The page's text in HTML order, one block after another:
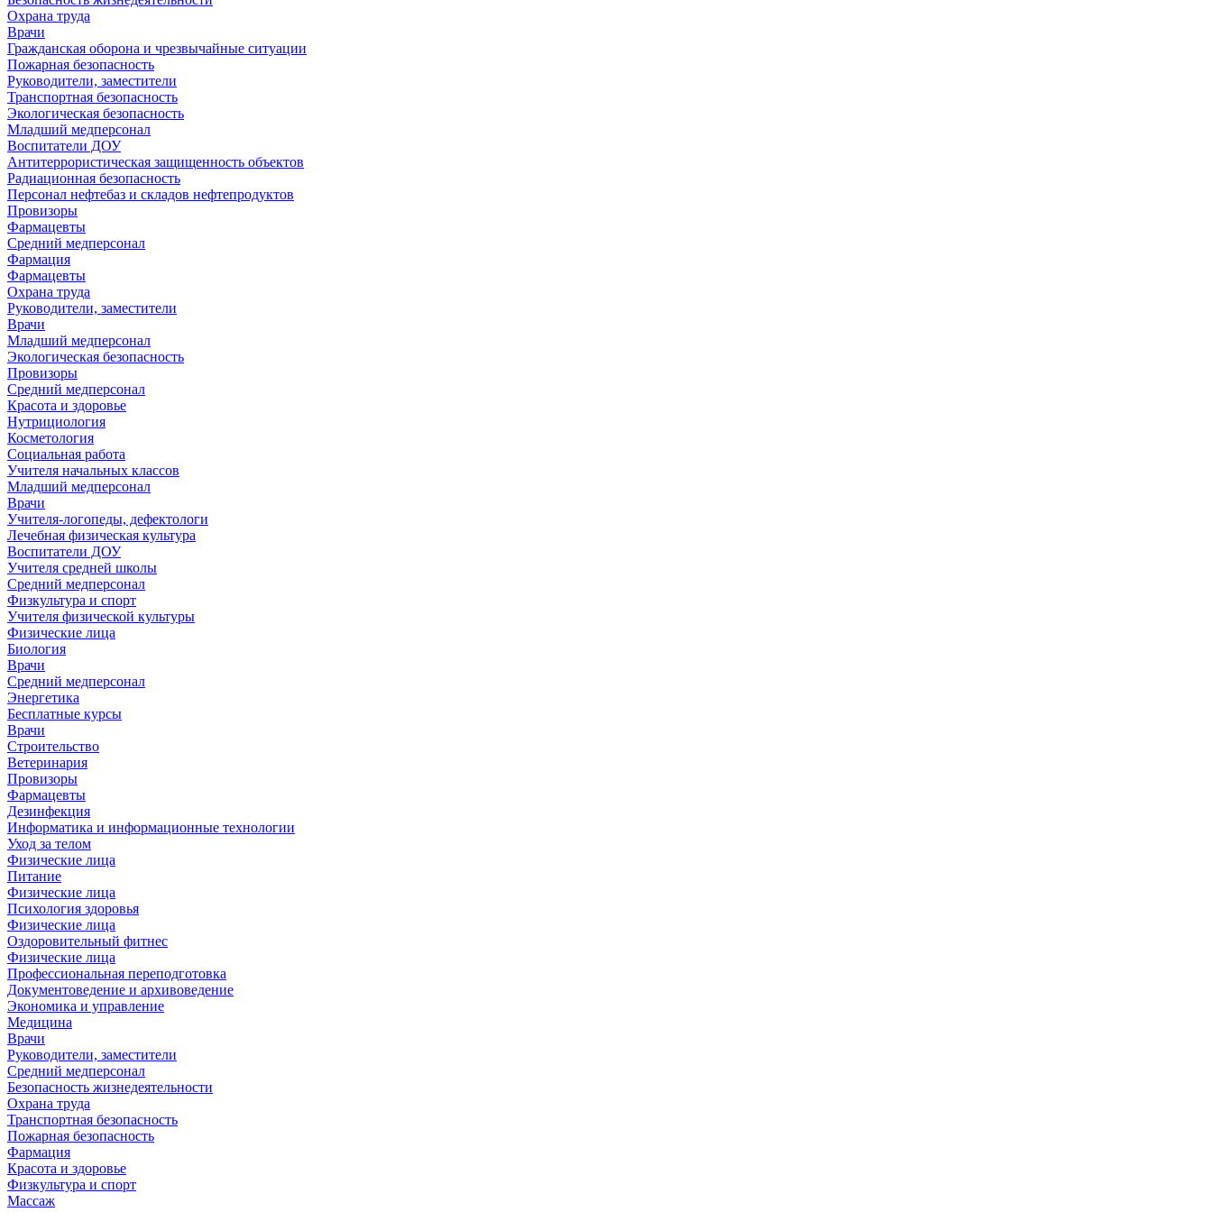
Охрана труда
Врачи
Гражданская оборона и чрезвычайные ситуации
Пожарная безопасность
Руководители, заместители
Транспортная безопасность
Экологическая безопасность
Младший медперсонал
Воспитатели ДОУ
Антитеррористическая защищенность объектов
Радиационная безопасность
Персонал нефтебаз и складов нефтепродуктов
Провизоры
Фармацевты
Средний медперсонал
Фармация
Фармацевты
Охрана труда
Руководители, заместители
Врачи
Младший медперсонал
Экологическая безопасность
Провизоры
Средний медперсонал
Красота и здоровье
Нутрициология
Косметология
Социальная работа
Учителя начальных классов
Младший медперсонал
Врачи
Учителя-логопеды, дефектологи
Лечебная физическая культура
Воспитатели ДОУ
Учителя средней школы
Средний медперсонал
Физкультура и спорт
Учителя физической культуры
Физические лица
Биология
Врачи
Средний медперсонал
Энергетика
Бесплатные курсы
Врачи
Строительство
Ветеринария
Провизоры
Фармацевты
Дезинфекция
Информатика и информационные технологии
Уход за телом
Физические лица
Питание
Физические лица
Психология здоровья
Физические лица
Оздоровительный фитнес
Физические лица
Профессиональная переподготовка
Документоведение и архивоведение
Экономика и управление
Медицина
Врачи
Руководители, заместители
Средний медперсонал
Безопасность жизнедеятельности
Охрана труда
Транспортная безопасность
Пожарная безопасность
Фармация
Красота и здоровье
Физкультура и спорт
Массаж